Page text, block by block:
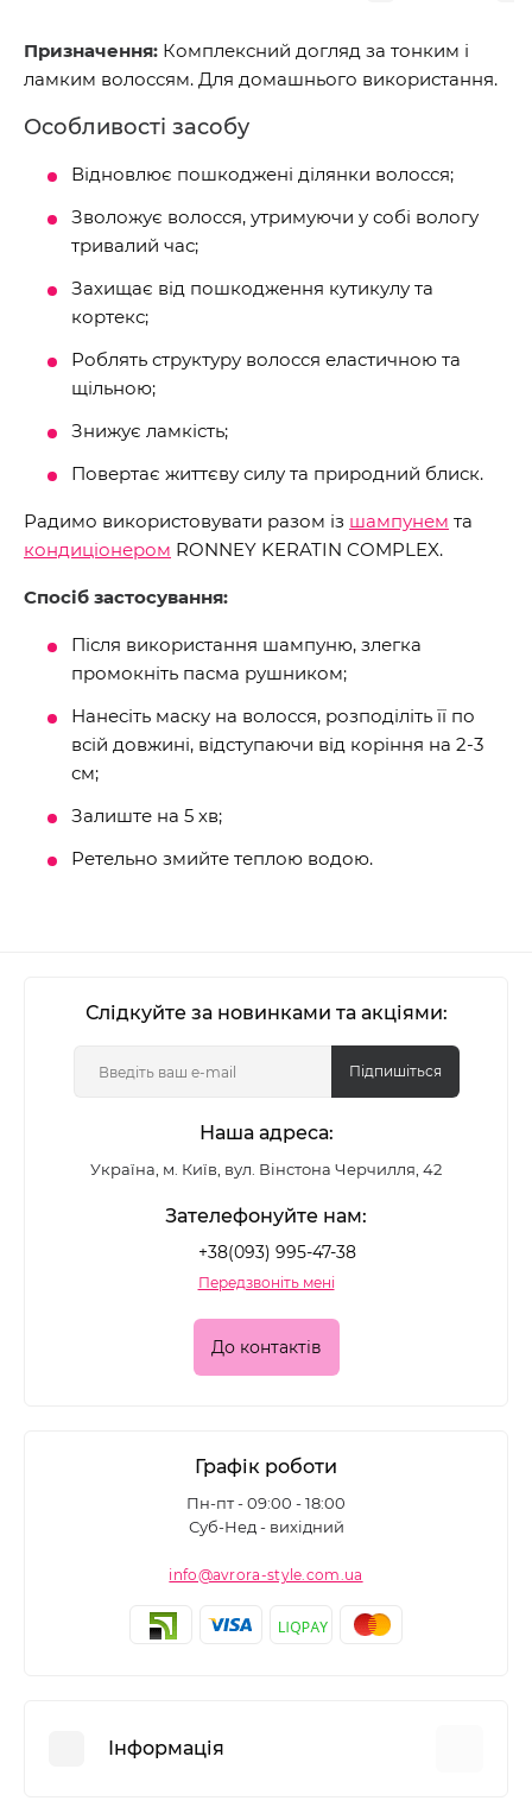
Призначення: Комплексний догляд за тонким і
ламким волоссям. Для домашнього використання.
Особливості засобу
Відновлює пошкоджені ділянки волосся;
Зволожує волосся, утримуючи у собі вологу
тривалий час;
Захищає від пошкодження кутикулу та
кортекс;
Роблять структуру волосся еластичною та
щільною;
Знижує ламкість;
Повертає життєву силу та природний блиск.
Радимо використовувати разом із шампунем та
кондиціонером RONNEY KERATIN COMPLEX.
Спосіб застосування:
Після використання шампуню, злегка
промокніть пасма рушником;
Нанесіть маску на волосся, розподіліть її по
всій довжині, відступаючи від коріння на 2-3
см;
Залиште на 5 хв;
Ретельно змийте теплою водою.
Слідкуйте за новинками та акціями:
Підпишіться
Наша адреса:
Україна, м. Київ, вул. Вінстона Черчилля, 42
Зателефонуйте нам:
+38(093) 995-47-38
Передзвоніть мені
До контактів
Графік роботи
Пн-пт - 09:00 - 18:00
Суб-Нед - вихідний
info@avrora-style.com.ua
Інформація